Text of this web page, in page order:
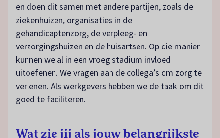
en doen dit samen met andere partijen, zoals de
ziekenhuizen, organisaties in de
gehandicaptenzorg, de verpleeg- en
verzorgingshuizen en de huisartsen. Op die manier
kunnen we al in een vroeg stadium invloed
uitoefenen. We vragen aan de collega’s om zorg te
verlenen. Als werkgevers hebben we de taak om dit
goed te faciliteren.
Wat zie jij als jouw belangrijkste